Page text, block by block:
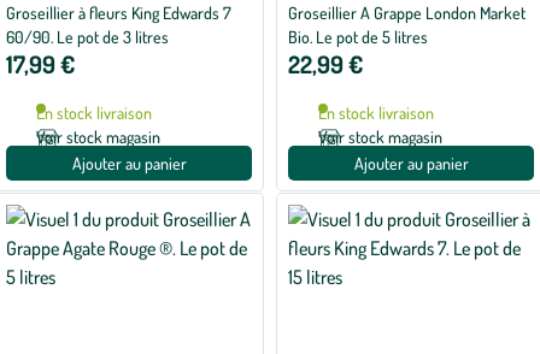
Groseillier à fleurs King Edwards 7
60/90. Le pot de 3 litres
17,99 €
En stock livraison
Voir stock magasin
Ajouter au panier
Groseillier A Grappe London Market
Bio. Le pot de 5 litres
22,99 €
En stock livraison
Voir stock magasin
Ajouter au panier